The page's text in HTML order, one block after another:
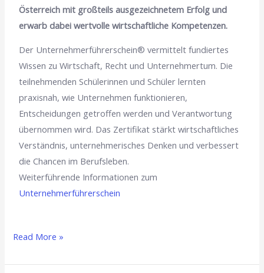
Österreich mit großteils ausgezeichnetem Erfolg und
erwarb dabei wertvolle wirtschaftliche Kompetenzen.
Der Unternehmerführerschein® vermittelt fundiertes
Wissen zu Wirtschaft, Recht und Unternehmertum. Die
teilnehmenden Schülerinnen und Schüler lernten
praxisnah, wie Unternehmen funktionieren,
Entscheidungen getroffen werden und Verantwortung
übernommen wird. Das Zertifikat stärkt wirtschaftliches
Verständnis, unternehmerisches Denken und verbessert
die Chancen im Berufsleben.
Weiterführende Informationen zum
Unternehmerführerschein
Read More »